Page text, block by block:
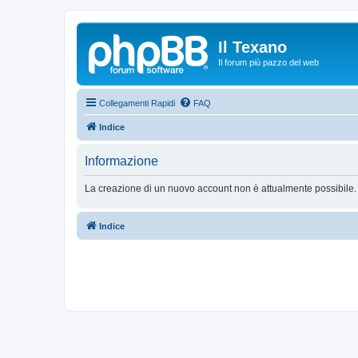
Il Texano
Il forum più pazzo del web
Collegamenti Rapidi FAQ
Indice
Informazione
La creazione di un nuovo account non è attualmente possibile.
Indice